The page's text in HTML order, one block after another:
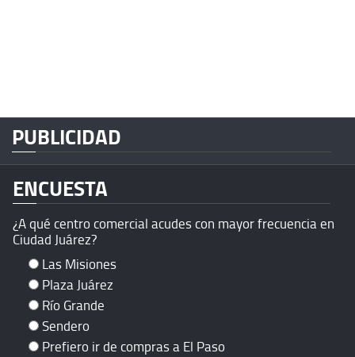
PUBLICIDAD
ENCUESTA
¿A qué centro comercial acudes con mayor frecuencia en
Ciudad Juárez?
Las Misiones
Plaza Juárez
Río Grande
Sendero
Prefiero ir de compras a El Paso